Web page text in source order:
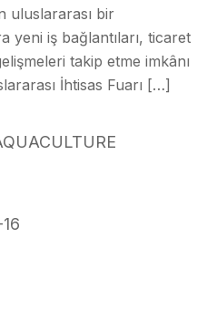
uluslararası bir
yeni iş bağlantıları, ticaret
takip etme imkânı
İhtisas Fuarı […]